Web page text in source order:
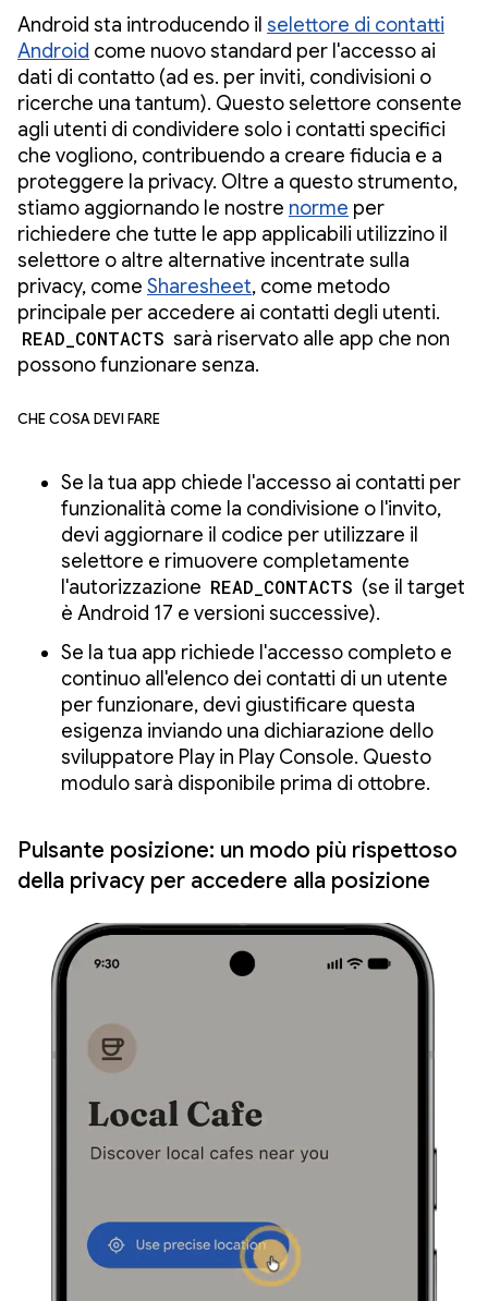
Android sta introducendo il selettore di contatti
Android come nuovo standard per l'accesso ai
dati di contatto (ad es. per inviti, condivisioni o
ricerche una tantum). Questo selettore consente
agli utenti di condividere solo i contatti specifici
che vogliono, contribuendo a creare fiducia e a
proteggere la privacy. Oltre a questo strumento,
stiamo aggiornando le nostre norme per
richiedere che tutte le app applicabili utilizzino il
selettore o altre alternative incentrate sulla
privacy, come Sharesheet, come metodo
principale per accedere ai contatti degli utenti.
READ_CONTACTS sarà riservato alle app che non
possono funzionare senza.
Che cosa devi fare
Se la tua app chiede l'accesso ai contatti per
funzionalità come la condivisione o l'invito,
devi aggiornare il codice per utilizzare il
selettore e rimuovere completamente
l'autorizzazione READ_CONTACTS (se il target
è Android 17 e versioni successive).
Se la tua app richiede l'accesso completo e
continuo all'elenco dei contatti di un utente
per funzionare, devi giustificare questa
esigenza inviando una dichiarazione dello
sviluppatore Play in Play Console. Questo
modulo sarà disponibile prima di ottobre.
Pulsante posizione: un modo più rispettoso
della privacy per accedere alla posizione